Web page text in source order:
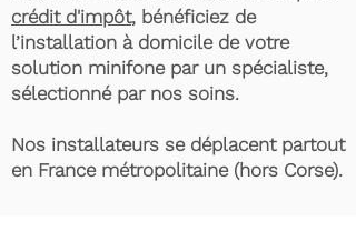
crédit d'impôt, bénéficiez de
l’installation à domicile de votre
solution minifone par un spécialiste,
sélectionné par nos soins.
Nos installateurs se déplacent partout
en France métropolitaine (hors Corse).